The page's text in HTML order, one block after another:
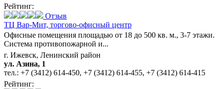
Рейтинг:
Отзыв
ТЦ Вар-Мит, торгово-офисный центр
Офисные помещения площадью от 18 до 500 кв. м., 3-7 этажи.
Система противопожарной и...
г. Ижевск, Ленинский район
ул. Азина, 1
тел.: +7 (3412) 614-450, +7 (3412) 614-455, +7 (3412) 614-415
Рейтинг: